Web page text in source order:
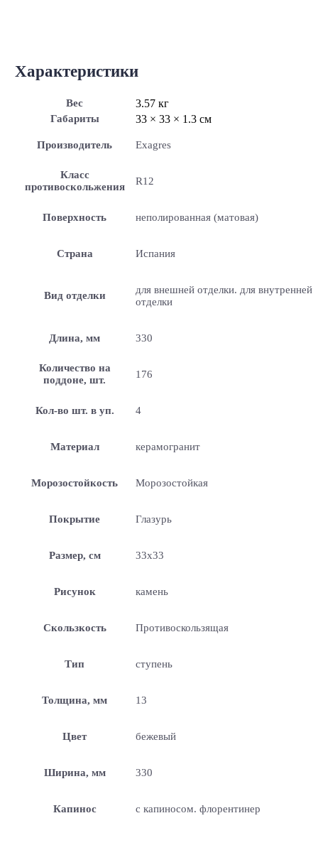
Характеристики
Вес 3.57 кг
Габариты 33 × 33 × 1.3 см
Производитель Exagres
Класс
противоскольжения
R12
Поверхность неполированная (матовая)
Страна Испания
Вид отделки
для внешней отделки. для внутренней
отделки
Длина, мм 330
Количество на
поддоне, шт.
176
Кол-во шт. в уп. 4
Материал керамогранит
Морозостойкость Морозостойкая
Покрытие Глазурь
Размер, см 33х33
Рисунок камень
Скользкость Противоскользящая
Тип ступень
Толщина, мм 13
Цвет бежевый
Ширина, мм 330
Капинос с капиносом. флорентинер